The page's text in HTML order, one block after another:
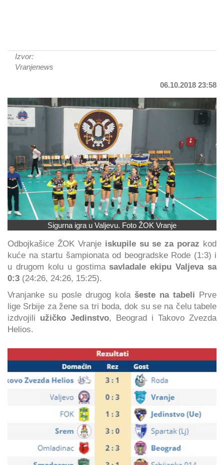
Izvor:
Vranjenews
06.10.2018 23:58
Sigurna igra u Valjevu. Foto ŽOK Vranje
Odbojkašice ŽOK Vranje iskupile su se za poraz kod
kuće na startu šampionata od beogradske Rode (1:3) i
u drugom kolu u gostimasavladale ekipu Valjeva sa
0:3 (24:26, 24:26, 15:25).
Vranjanke su posle drugog kola šeste na tabeli Prve
lige Srbije za žene sa tri boda, dok su se na čelu tabele
izdvojili užičko Jedinstvo, Beograd i Takovo Zvezda
Helios.